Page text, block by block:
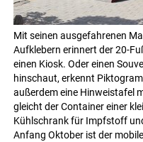
Mit seinen ausgefahrenen
Aufklebern erinnert der 20-
einen Kiosk. Oder einen
hinschaut, erkennt
außerdem eine Hinweistafel
gleicht der Container einer
Kühlschrank für Impfstoff
Anfang Oktober ist der